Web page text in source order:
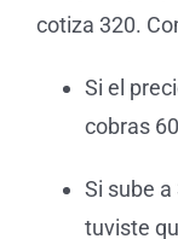
cotiza 320.
Si el
cobras
Si sube
tuviste